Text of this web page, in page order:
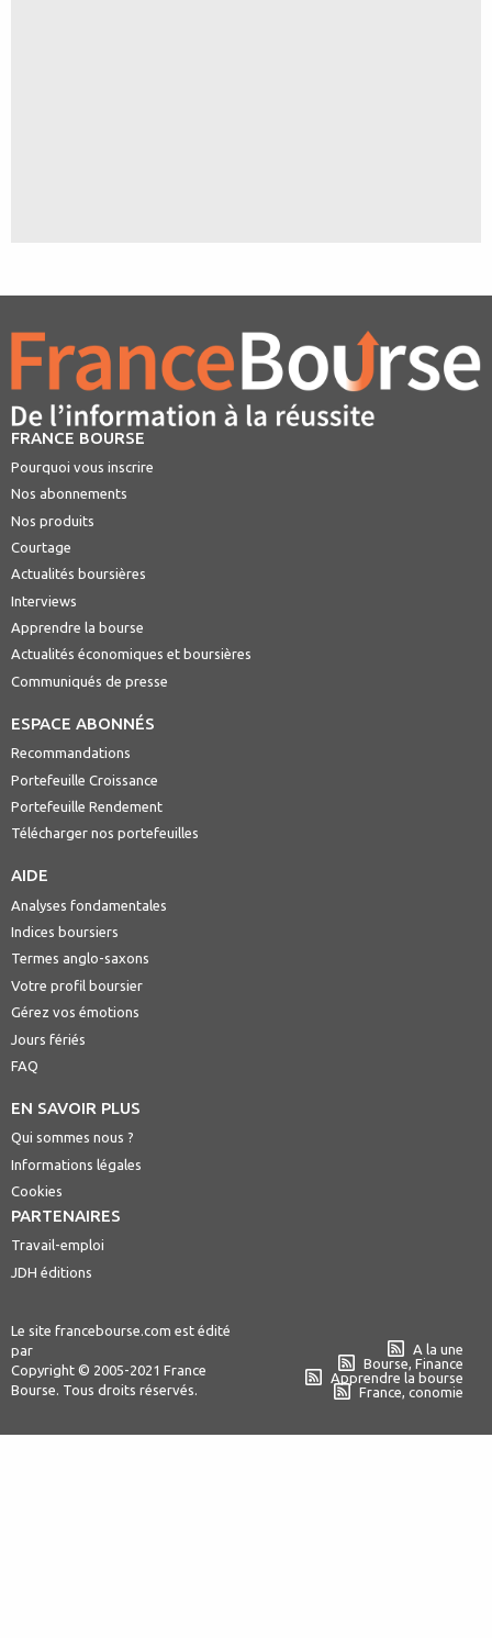
FRANCE BOURSE
Pourquoi vous inscrire
Nos abonnements
Nos produits
Courtage
Actualités boursières
Interviews
Apprendre la bourse
Actualités économiques et boursières
Communiqués de presse
ESPACE ABONNÉS
Recommandations
Portefeuille Croissance
Portefeuille Rendement
Télécharger nos portefeuilles
AIDE
Analyses fondamentales
Indices boursiers
Termes anglo-saxons
Votre profil boursier
Gérez vos émotions
Jours fériés
FAQ
EN SAVOIR PLUS
Qui sommes nous ?
Informations légales
Cookies
PARTENAIRES
Travail-emploi
JDH éditions
Le site francebourse.com est édité
par
Copyright © 2005-2021 France
Bourse. Tous droits réservés.
A la une
Bourse, Finance
Apprendre la bourse
France, conomie